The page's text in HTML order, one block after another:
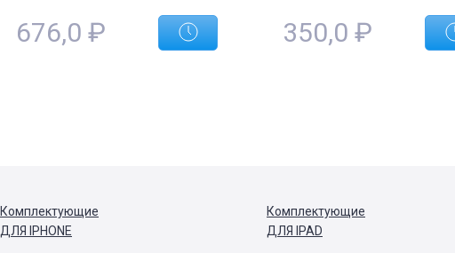
676,0 ₽ 350,0 ₽
Комплектующие
ДЛЯ IPHONE
Комплектующие
ДЛЯ IPAD